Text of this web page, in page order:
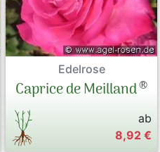
Edelrose
Caprice de Meilland®
ab
8,92 €